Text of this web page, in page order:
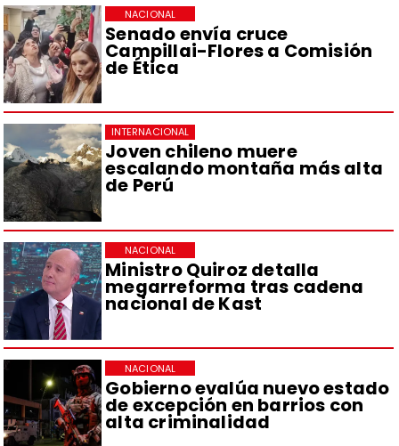
Senado envía cruce
Campillai-Flores a Comisión
de Ética
NACIONAL
Joven chileno muere
escalando montaña más alta
de Perú
INTERNACIONAL
Ministro Quiroz detalla
megarreforma tras cadena
nacional de Kast
NACIONAL
Gobierno evalúa nuevo estado
de excepción en barrios con
alta criminalidad
NACIONAL